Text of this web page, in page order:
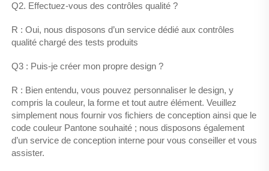
Q2. Effectuez-vous des contrôles qualité ?
R : Oui, nous disposons d’un service dédié aux contrôles
qualité chargé des tests produits
Q3 : Puis-je créer mon propre design ?
R : Bien entendu, vous pouvez personnaliser le design, y
compris la couleur, la forme et tout autre élément. Veuillez
simplement nous fournir vos fichiers de conception ainsi que le
code couleur Pantone souhaité ; nous disposons également
d’un service de conception interne pour vous conseiller et vous
assister.